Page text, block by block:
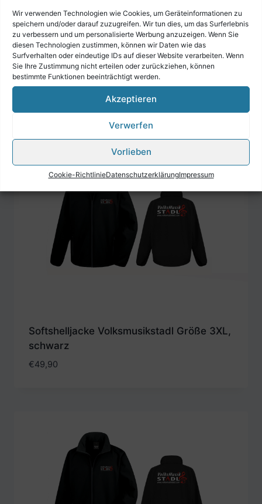
Wir verwenden Technologien wie Cookies, um Geräteinformationen zu
speichern und/oder darauf zuzugreifen. Wir tun dies, um das Surferlebnis
zu verbessern und um personalisierte Werbung anzuzeigen. Wenn Sie
diesen Technologien zustimmen, können wir Daten wie das
Surfverhalten oder eindeutige IDs auf dieser Website verarbeiten. Wenn
Sie Ihre Zustimmung nicht erteilen oder zurückziehen, können
bestimmte Funktionen beeinträchtigt werden.
Akzeptieren
Verwerfen
Vorlieben
Cookie-RichtlinieDatenschutzerklärungImpressum
Harmonikauhr
Softshelljacke Volksmusikstadl Größe 3XL,
schwarz
€49,90